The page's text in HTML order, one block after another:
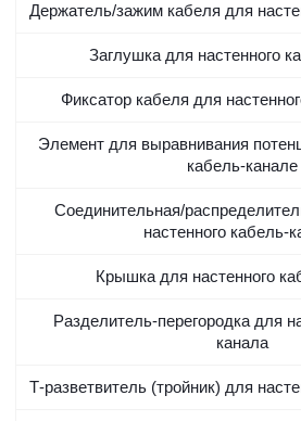
Держатель/зажим кабеля для
Заглушка для настенного
Фиксатор кабеля для
Элемент для выравнивания
кабель-канале
Соединительная/
настенного кабель-
Крышка для настенного
Разделитель-перегородка для
канала
Т-разветвитель (тройник) для